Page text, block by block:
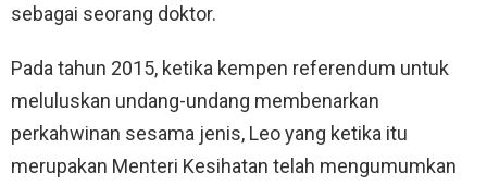
sebagai seorang doktor.
Pada tahun 2015, ketika kempen referendum untuk
meluluskan undang-undang membenarkan
perkahwinan sesama jenis, Leo yang ketika itu
merupakan Menteri Kesihatan telah mengumumkan